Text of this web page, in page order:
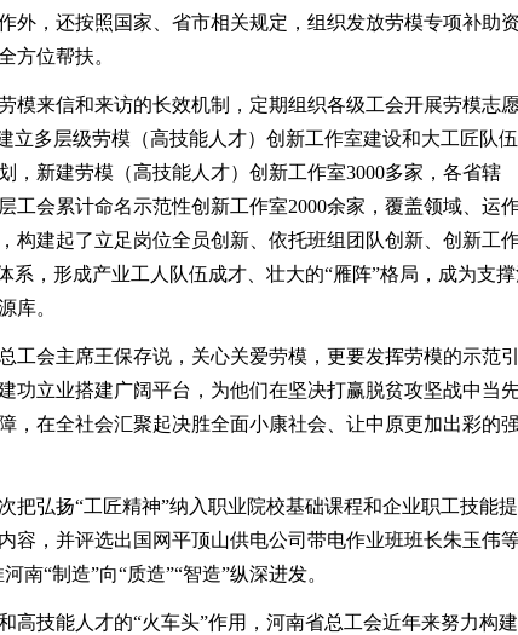
外，还按照国家、省市相关规定，组织发放劳模专项补助资
方位帮扶。
来信和来访的长效机制，定期组织各级工会开展劳模志愿
立多层级劳模（高技能人才）创新工作室建设和大工匠队
，新建劳模（高技能人才）创新工作室3000多家，各省辖
工会累计命名示范性创新工作室2000余家，覆盖领域、运
构建起了立足岗位全员创新、依托班组团队创新、创新工
系，形成产业工人队伍成才、壮大的“雁阵”格局，成为支
库。
会主席王保存说，关心关爱劳模，更要发挥劳模的示范引
功立业搭建广阔平台，为他们在坚决打赢脱贫攻坚战中当
，在全社会汇聚起决胜全面小康社会、让中原更加出彩的强
弘扬“工匠精神”纳入职业院校基础课程和企业职工技能
容，并评选出国网平顶山供电公司带电作业班班长朱玉伟
南“制造”向“质造”“智造”纵深进发。
技能人才的“火车头”作用，河南省总工会近年来努力构